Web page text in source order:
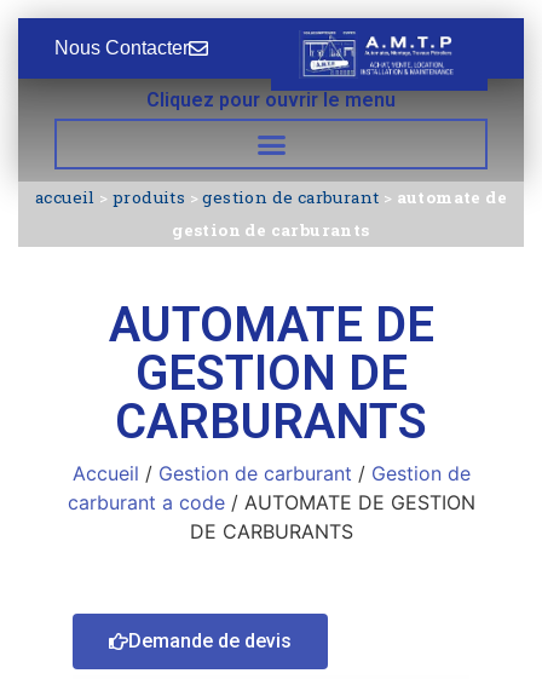
Nous Contacter
Cliquez pour ouvrir le menu
accueil > produits >gestion de carburant > automate de
gestion de carburants
AUTOMATE DE
GESTION DE
CARBURANTS
Accueil / Gestion de carburant / Gestion de
carburant a code/ AUTOMATE DE GESTION
DE CARBURANTS
Demande de devis